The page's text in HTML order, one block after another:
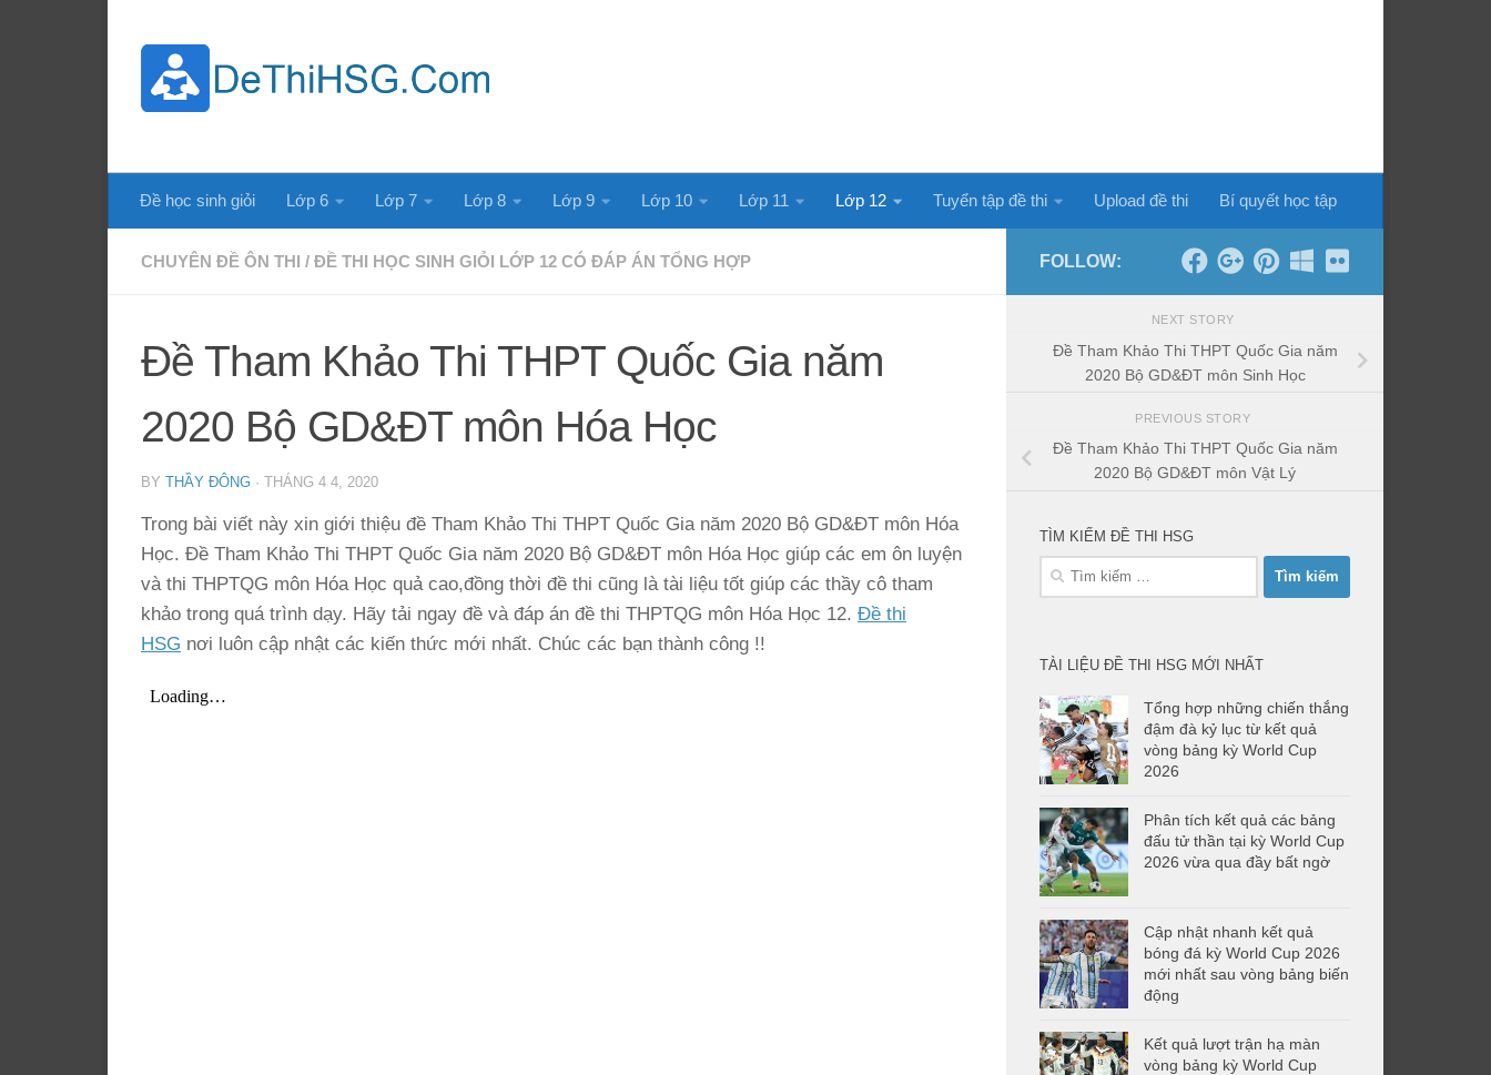
Đề học sinh giỏi Lớp 6 Lớp 7 Lớp 8 Lớp 9 Lớp 10 Lớp 11 Lớp 12 Tuyển tập đề thi Upload đề thi Bí quyết học tập
CHUYÊN ĐỀ ÔN THI / ĐỀ THI HỌC SINH GIỎI LỚP 12 CÓ ĐÁP ÁN TỔNG HỢP
Đề Tham Khảo Thi THPT Quốc Gia năm
2020 Bộ GD&ĐT môn Hóa Học
BY THẦY ĐÔNG · THÁNG 4 4, 2020
Trong bài viết này xin giới thiệu đề Tham Khảo Thi THPT Quốc Gia năm 2020 Bộ GD&ĐT môn Hóa
Học. Đề Tham Khảo Thi THPT Quốc Gia năm 2020 Bộ GD&ĐT môn Hóa Học giúp các em ôn luyện
và thi THPTQG môn Hóa Học quả cao,đồng thời đề thi cũng là tài liệu tốt giúp các thầy cô tham
khảo trong quá trình dạy. Hãy tải ngay đề và đáp án đề thi THPTQG môn Hóa Học 12. Đề thi
HSG nơi luôn cập nhật các kiến thức mới nhất. Chúc các bạn thành công !!
FOLLOW:
NEXT STORY
Đề Tham Khảo Thi THPT Quốc Gia năm
2020 Bộ GD&ĐT môn Sinh Học
PREVIOUS STORY
Đề Tham Khảo Thi THPT Quốc Gia năm
2020 Bộ GD&ĐT môn Vật Lý
TÌM KIẾM ĐỀ THI HSG
Tìm
TÀI LIỆU ĐỀ THI HSG MỚI NHẤT
Tổng hợp những chiến thắng
đậm đà kỷ lục từ kết quả
vòng bảng kỳ World Cup
2026
Phân tích kết quả các bảng
đấu tử thần tại kỳ World Cup
2026 vừa qua đầy bất ngờ
Cập nhật nhanh kết quả
bóng đá kỳ World Cup 2026
mới nhất sau vòng bảng biến
động
Kết quả lượt trận hạ màn
vòng bảng kỳ World Cup